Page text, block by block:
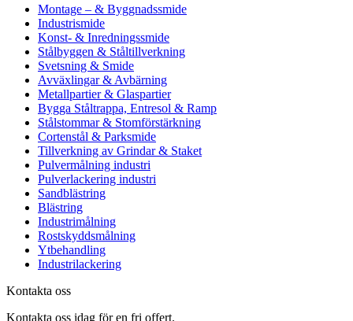
Montage – & Byggnadssmide
Industrismide
Konst- & Inredningssmide
Stålbyggen & Ståltillverkning
Svetsning & Smide
Avväxlingar & Avbärning
Metallpartier & Glaspartier
Bygga Ståltrappa, Entresol & Ramp
Stålstommar & Stomförstärkning
Cortenstål & Parksmide
Tillverkning av Grindar & Staket
Pulvermålning industri
Pulverlackering industri
Sandblästring
Blästring
Industrimålning
Rostskyddsmålning
Ytbehandling
Industrilackering
Kontakta oss
Kontakta oss idag för en fri offert.